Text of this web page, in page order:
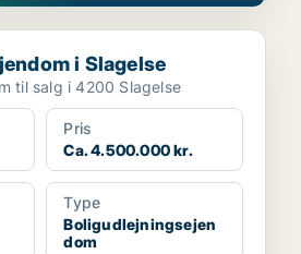
i Slagelse
i Slagelse
til salg i 4200 Slagelse
Pris
Ca. 4.500.000 kr.
Type
Boligudlejningsejen
dom